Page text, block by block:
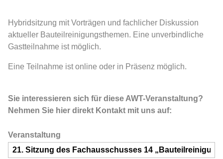
Veranstaltungen
Forschung
Mitgliedschaft
Hybridsitzung mit Vorträgen und fachlicher Diskussion
aktueller Bauteilreinigungsthemen. Eine unverbindliche
Gastteilnahme ist möglich.
Eine Teilnahme ist online oder in Präsenz möglich.
Sie interessieren sich für diese AWT-Veranstaltung?
Nehmen Sie hier direkt Kontakt mit uns auf:
Veranstaltung